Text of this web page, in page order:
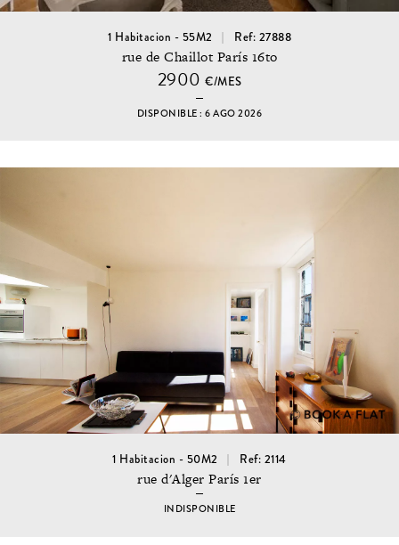
1 Habitacion - 55M2 Ref: 27888
rue de Chaillot París 16to
2900 €/MES
DISPONIBLE : 6 AGO 2026
1 Habitacion - 50M2 Ref: 2114
rue d'Alger París 1er
INDISPONIBLE